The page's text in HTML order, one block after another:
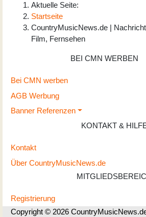
Aktuelle Seite:
Startseite
CountryMusicNews.de |
Film, Fernsehen
BEI CMN WERBEN
Bei CMN werben
AGB Werbung
Banner Referenzen
KONTAKT &
Kontakt
Über CountryMusicNews.de
Registrierung
Copyright © 2026